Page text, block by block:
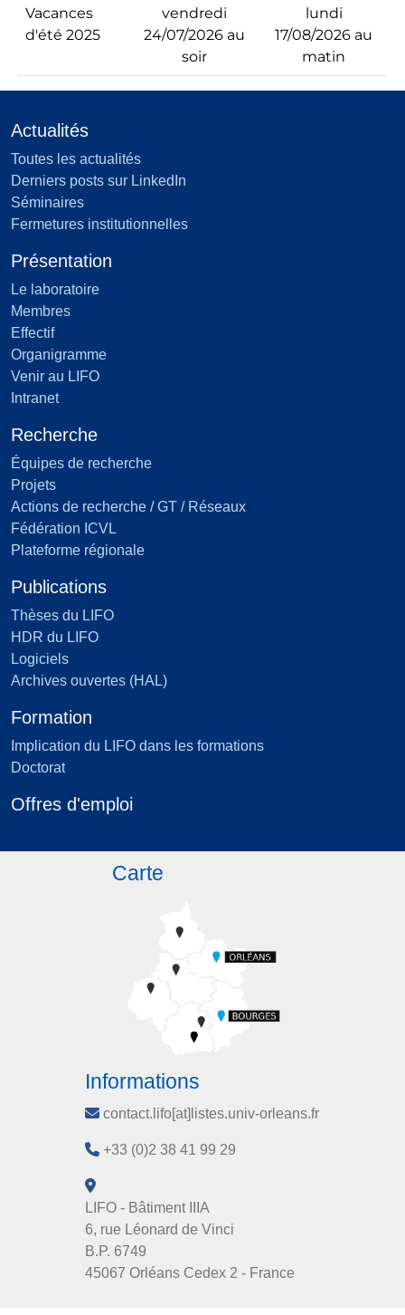
Vacances
d'été 2025
vendredi
24/07/2026 au
soir
lundi
17/08/2026 au
matin
Actualités
Toutes les actualités
Derniers posts sur LinkedIn
Séminaires
Fermetures institutionnelles
Présentation
Le laboratoire
Membres
Effectif
Organigramme
Venir au LIFO
Intranet
Recherche
Équipes de recherche
Projets
Actions de recherche / GT / Réseaux
Fédération ICVL
Plateforme régionale
Publications
Thèses du LIFO
HDR du LIFO
Logiciels
Archives ouvertes (HAL)
Formation
Implication du LIFO dans les formations
Doctorat
Offres d'emploi
Carte
Informations
contact.lifo[at]listes.univ-orleans.fr
+33 (0)2 38 41 99 29
LIFO - Bâtiment IIIA
6, rue Léonard de Vinci
B.P. 6749
45067 Orléans Cedex 2 - France